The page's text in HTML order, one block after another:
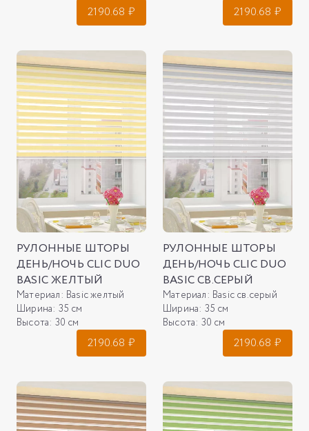
2190.68 ₽ 2190.68 ₽
РУЛОННЫЕ ШТОРЫ
ДЕНЬ/НОЧЬ CLIC DUO
BASIC ЖЕЛТЫЙ
Материал: Basic желтый
Ширина: 35 см
Высота: 30 см
2190.68 ₽
РУЛОННЫЕ ШТОРЫ
ДЕНЬ/НОЧЬ CLIC DUO
BASIC СВ.СЕРЫЙ
Материал: Basic св.серый
Ширина: 35 см
Высота: 30 см
2190.68 ₽